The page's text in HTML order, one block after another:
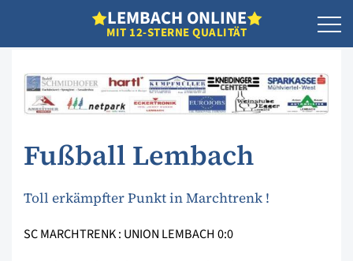
LEMBACH ONLINE
MIT 12-STERNE QUALITÄT
Fußball Lembach
Toll erkämpfter Punkt in Marchtrenk !
SC MARCHTRENK : UNION LEMBACH 0:0